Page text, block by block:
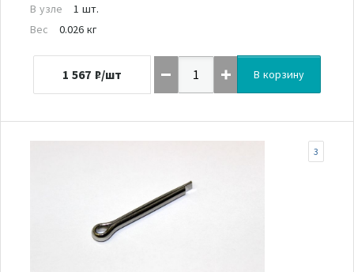
В узле
1 шт.
Вес
0.026 кг
1 567 ₽/шт В корзину
3